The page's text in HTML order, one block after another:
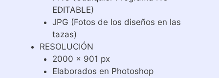
EDITABLE)
JPG (Fotos de los diseños en las
tazas)
RESOLUCIÓN
2000 x 901 px
Elaborados en Photoshop